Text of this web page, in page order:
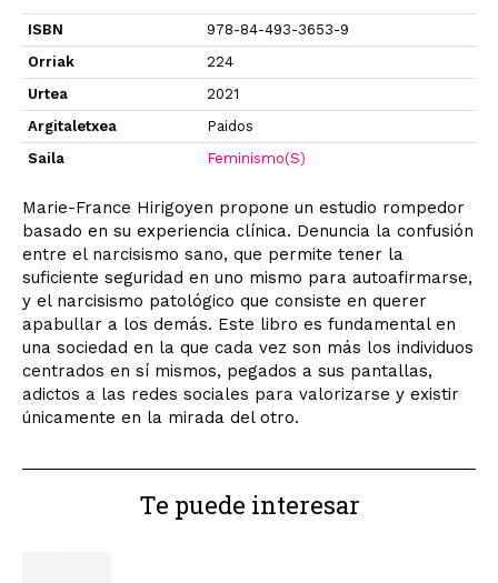
ISBN
978-84-493-3653-9
Orriak
224
Urtea
2021
Argitaletxea
Paidos
Saila
Feminismo(S)
Marie-France Hirigoyen propone un estudio rompedor
basado en su experiencia clínica. Denuncia la confusión
entre el narcisismo sano, que permite tener la
suficiente seguridad en uno mismo para autoafirmarse,
y el narcisismo patológico que consiste en querer
apabullar a los demás. Este libro es fundamental en
una sociedad en la que cada vez son más los individuos
centrados en sí mismos, pegados a sus pantallas,
adictos a las redes sociales para valorizarse y existir
únicamente en la mirada del otro.
Te puede interesar